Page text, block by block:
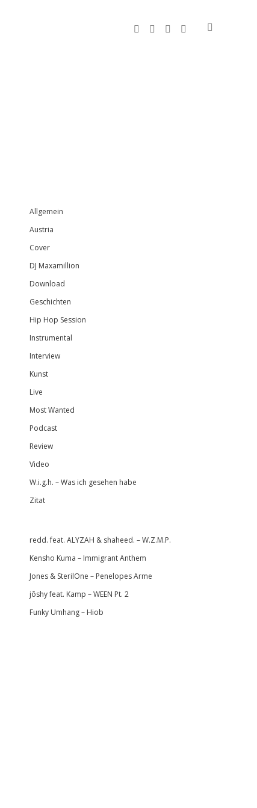
facebookinstagrambandcamp
spotify
Sidebar
Allgemein
Austria
Cover
DJ Maxamillion
Download
Geschichten
Hip Hop Session
Instrumental
Interview
Kunst
Live
Most Wanted
Podcast
Review
Video
W.i.g.h. – Was ich gesehen habe
Zitat
redd. feat. ALYZAH & shaheed. – W.Z.M.P.
Kensho Kuma – Immigrant Anthem
Jones & SterilOne – Penelopes Arme
jōshy feat. Kamp – WEEN Pt. 2
Funky Umhang – Hiob